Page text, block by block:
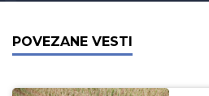
POVEZANE VESTI